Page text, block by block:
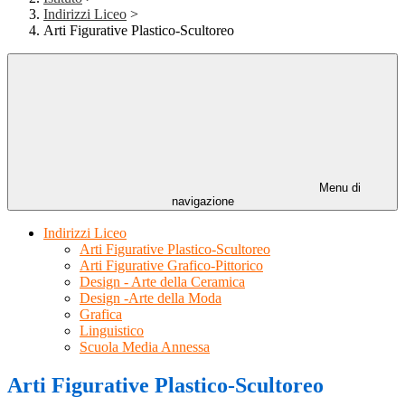
Indirizzi Liceo >
Arti Figurative Plastico-Scultoreo
Menu di
navigazione
Indirizzi Liceo
Arti Figurative Plastico-Scultoreo
Arti Figurative Grafico-Pittorico
Design - Arte della Ceramica
Design -Arte della Moda
Grafica
Linguistico
Scuola Media Annessa
Arti Figurative Plastico-Scultoreo